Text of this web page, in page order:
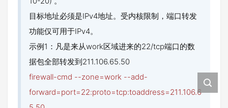
目标地址必须是IPv4地址。受内核限制，端口转发
功能仅可用于IPv4。
示例1：凡是来从work区域进来的22/tcp端口的数
据包全部转发到211.106.65.50
firewall-cmd --zone=work --add-
forward=port=22:proto=tcp:toaddress=211.106.6